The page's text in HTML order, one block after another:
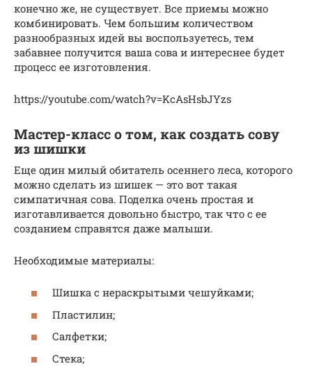
конечно же, не существует. Все приемы можно
комбинировать. Чем большим количеством
разнообразных идей вы воспользуетесь, тем
забавнее получится ваша сова и интереснее будет
процесс ее изготовления.
https://youtube.com/watch?v=KcAsHsbJYzs
Мастер-класс о том, как создать сову
из шишки
Еще один милый обитатель осеннего леса, которого
можно сделать из шишек — это вот такая
симпатичная сова. Поделка очень простая и
изготавливается довольно быстро, так что с ее
созданием справятся даже малыши.
Необходимые материалы:
Шишка с нераскрытыми чешуйками;
Пластилин;
Салфетки;
Стека;